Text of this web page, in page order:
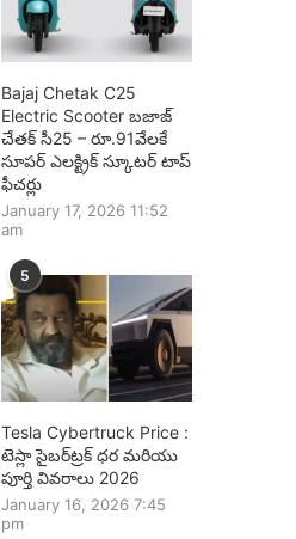
Bajaj Chetak C25
Electric Scooter బజాజ్
చేతక్ సీ25 – రూ.91వేలకే
సూపర్ ఎలక్ట్రిక్ స్కూటర్ టాప్
ఫీచర్లు
January 17, 2026 11:52
am
5
Tesla Cybertruck Price :
టెస్లా సైబర్‌ట్రక్ ధర మరియు
పూర్తి వివరాలు 2026
January 16, 2026 7:45
pm